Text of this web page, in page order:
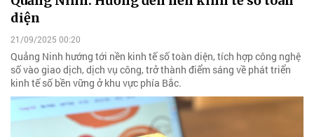
diện
21/09/2025 00:20
Quảng Ninh hướng tới nền kinh tế số toàn diện, tích hợp công nghệ
số vào giao dịch, dịch vụ công, trở thành điểm sáng về phát triển
kinh tế số bền vững ở khu vực phía Bắc.